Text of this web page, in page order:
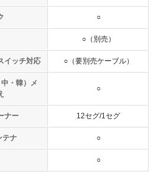
○
○（別売）
イッチ対応 ○（要別売ケーブル）
・韓）メ
○
ナー 12セグ/1セグ
テナ ○
○